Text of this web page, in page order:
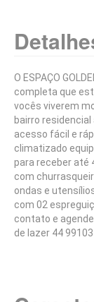
Locação de
O ESPAÇO
completa que
vocês viverem
bairro
acesso fácil e
climatizado
para receber até
com
ondas e
com 02
contato e
de lazer 44